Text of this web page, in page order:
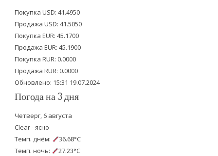
t
e
r
b
o
o
k
u
b
e
Покупка USD: 41.4950
Продажа USD: 41.5050
Покупка EUR: 45.1700
Продажа EUR: 45.1900
Покупка RUR: 0.0000
Продажа RUR: 0.0000
Обновлено: 15:31 19.07.2024
Погода на 3 дня
Четверг, 6 августа
Clear - ясно
Темп. днём:
36.68°C
Темп. ночь:
27.23°C